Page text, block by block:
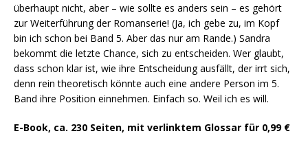
überhaupt nicht, aber – wie sollte es anders sein – es gehört
zur Weiterführung der Romanserie! (Ja, ich gebe zu, im Kopf
bin ich schon bei Band 5. Aber das nur am Rande.) Sandra
bekommt die letzte Chance, sich zu entscheiden. Wer glaubt,
dass schon klar ist, wie ihre Entscheidung ausfällt, der irrt sich,
denn rein theoretisch könnte auch eine andere Person im 5.
Band ihre Position einnehmen. Einfach so. Weil ich es will.
E-Book, ca. 230 Seiten, mit verlinktem Glossar für 0,99 €